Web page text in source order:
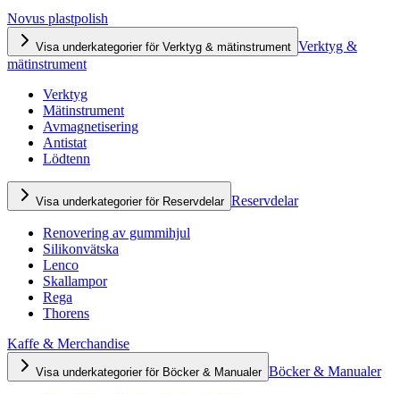
Novus plastpolish
Visa underkategorier för Verktyg & mätinstrument Verktyg &
mätinstrument
Verktyg
Mätinstrument
Avmagnetisering
Antistat
Lödtenn
Visa underkategorier för Reservdelar Reservdelar
Renovering av gummihjul
Silikonvätska
Lenco
Skallampor
Rega
Thorens
Kaffe & Merchandise
Visa underkategorier för Böcker & Manualer Böcker & Manualer